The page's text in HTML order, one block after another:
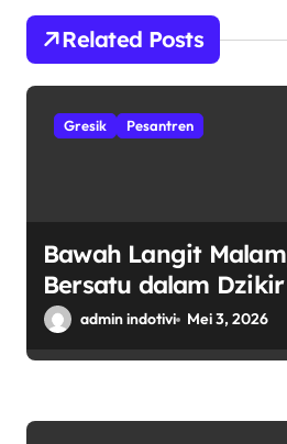
s
Related Posts
Gresik Pesantren
Bawah Langit
Bersatu dalam
Tholabul Ilmi
admin indotivi Mei 3, 2026